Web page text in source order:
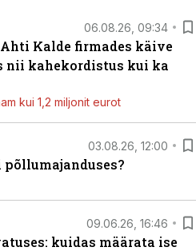
06.08.26, 09:34
Kalde firmades käive
nii kahekordistus kui ka
kui 1,2 miljonit eurot
03.08.26, 12:00
09.06.26, 16:46
kuidas määrata ise